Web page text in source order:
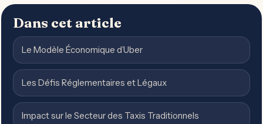
Dans cet article
Le Modèle Économique d’Uber
Les Défis Réglementaires et Légaux
Impact sur le Secteur des Taxis Traditionnels